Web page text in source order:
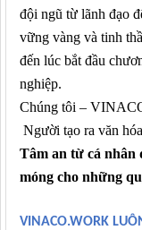
đội ngũ từ lãnh đạo
vững vàng và tinh
đến lúc bắt đầu
nghiệp.
Chúng tôi –
Người tạo ra văn
Tâm an từ cá nhân
móng cho những
VINACO.WORK